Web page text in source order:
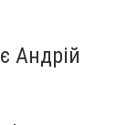
Андрій